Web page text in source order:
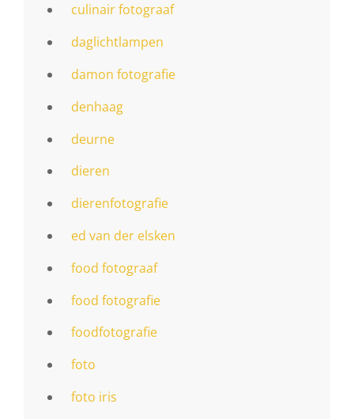
culinair fotograaf
daglichtlampen
damon fotografie
denhaag
deurne
dieren
dierenfotografie
ed van der elsken
food fotograaf
food fotografie
foodfotografie
foto
foto iris